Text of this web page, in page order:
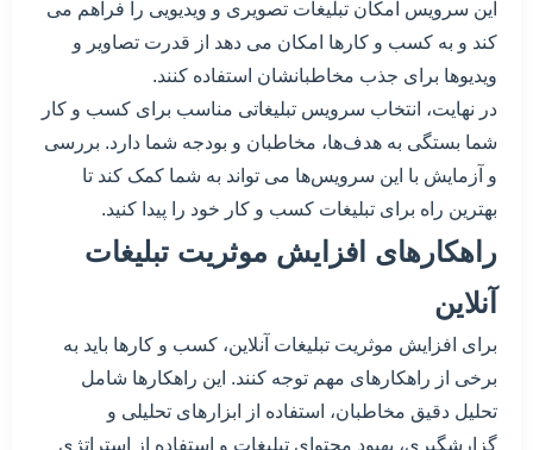
این سرویس امکان تبلیغات تصویری و ویدیویی را فراهم می
کند و به کسب و کارها امکان می دهد از قدرت تصاویر و
ویدیوها برای جذب مخاطبانشان استفاده کنند.
در نهایت، انتخاب سرویس تبلیغاتی مناسب برای کسب و کار
شما بستگی به هدف‌ها، مخاطبان و بودجه شما دارد. بررسی
و آزمایش با این سرویس‌ها می تواند به شما کمک کند تا
بهترین راه برای تبلیغات کسب و کار خود را پیدا کنید.
راهکارهای افزایش موثریت تبلیغات
آنلاین
برای افزایش موثریت تبلیغات آنلاین، کسب و کارها باید به
برخی از راهکارهای مهم توجه کنند. این راهکارها شامل
تحلیل دقیق مخاطبان، استفاده از ابزارهای تحلیلی و
گزارشگیری، بهبود محتوای تبلیغات و استفاده از استراتژی